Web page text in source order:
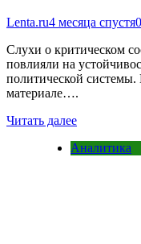
Lenta.ru4 месяца спустя0
Слухи о критическом
повлияли на
политической
материале….
Читать далее
Аналитика